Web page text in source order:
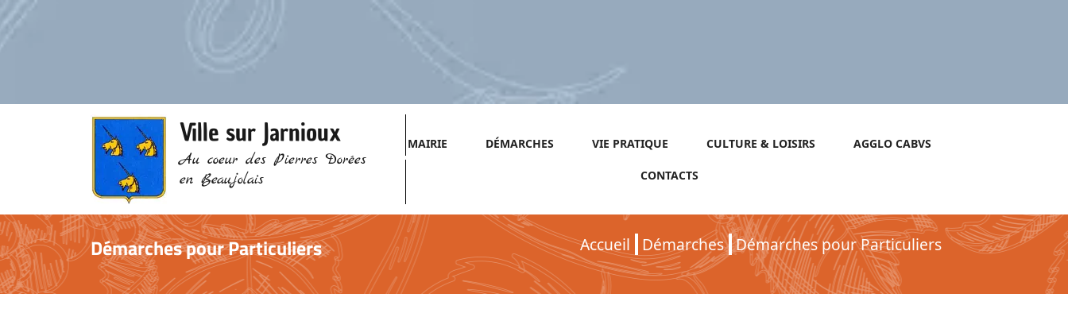
Ville sur Jarnioux
Au coeur des Pierres Dorées
en Beaujolais
MAIRIE DÉMARCHES VIE PRATIQUE CULTURE & LOISIRS AGGLO CABVS
CONTACTS
Démarches pour Particuliers Accueil Démarches Démarches pour Particuliers
Démarches pour Particuliers